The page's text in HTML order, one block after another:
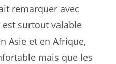
remarquer avec
surtout valable
Asie et en Afrique,
mais que les